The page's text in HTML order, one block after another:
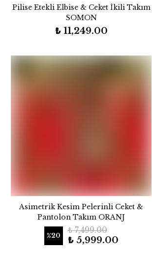
Pilise Etekli Elbise & Ceket İkili Takım
SOMON
₺ 11,249.00
Asimetrik Kesim Pelerinli Ceket &
Pantolon Takım ORANJ
%20
₺ 7,499.00
₺ 5,999.00